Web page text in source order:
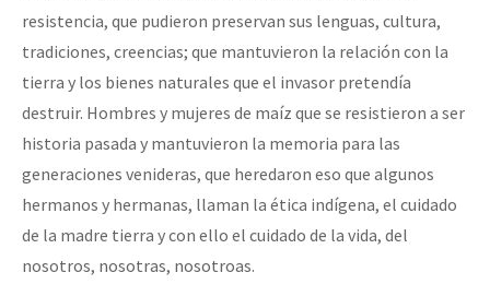
resistencia, que pudieron preservan sus lenguas, cultura,
tradiciones, creencias; que mantuvieron la relación con la
tierra y los bienes naturales que el invasor pretendía
destruir. Hombres y mujeres de maíz que se resistieron a ser
historia pasada y mantuvieron la memoria para las
generaciones venideras, que heredaron eso que algunos
hermanos y hermanas, llaman la ética indígena, el cuidado
de la madre tierra y con ello el cuidado de la vida, del
nosotros, nosotras, nosotroas.